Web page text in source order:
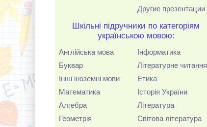
Другие презентации
Шкільні підручники по категоріям
українською мовою:
Англійська мова
Буквар
Інші іноземні мови
Математика
Алгебра
Геометрія
Інформатика
Літературне читання
Етика
Історія України
Література
Світова література